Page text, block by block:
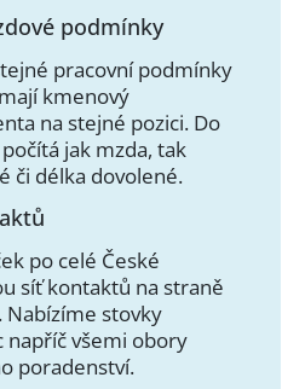
podmínky
pracovní podmínky
kmenový
na stejné pozici. Do
jak mzda, tak
či délka dovolené.
po celé České
síť kontaktů na straně
Nabízíme stovky
napříč všemi obory
poradenství.